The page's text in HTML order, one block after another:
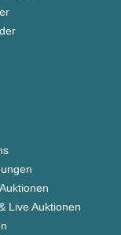
Live Auktionen